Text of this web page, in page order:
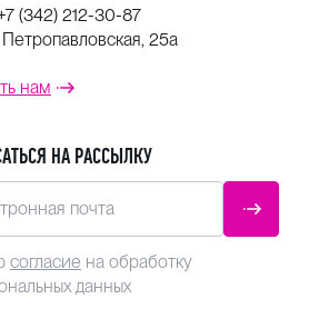
(342) 212-30-87
25а
нам
НА РАССЫЛКУ
почта
согласие на обработку
данных